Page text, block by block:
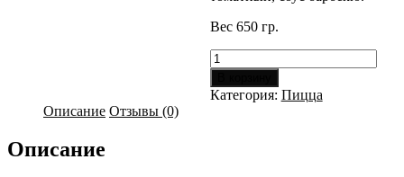
Вес 650 гр.
Количество
товара
Обжора
33
Категория: Пицца
Описание Отзывы (0)
Описание